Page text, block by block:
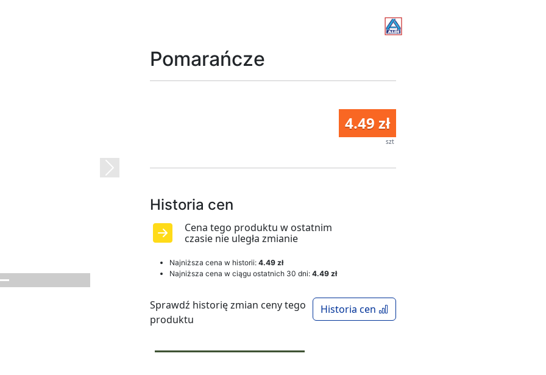
Next
Pomarańcze
4.49 zł
szt
Historia cen
Cena tego produktu w ostatnim
czasie nie uległa zmianie
Najniższa cena w historii: 4.49 zł
Najniższa cena w ciągu ostatnich 30 dni: 4.49 zł
Historia cen
Sprawdź historię zmian ceny tego
produktu